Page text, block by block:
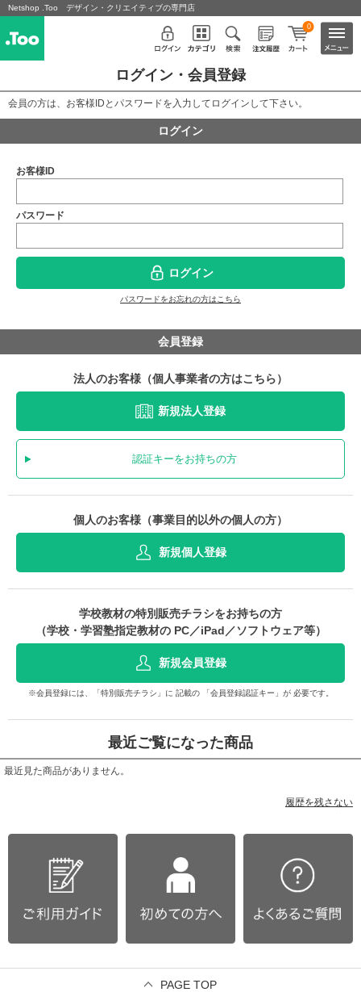
Netshop .Too デザイン・クリエイティブの専門店
0
ログイン・会員登録
会員の方は、お客様IDとパスワードを入力してログインして下さい。
ログイン
お客様ID
パスワード
ログイン
パスワードをお忘れの方はこちら
会員登録
法人のお客様（個人事業者の方はこちら）
新規法人登録
認証キーをお持ちの方
個人のお客様（事業目的以外の個人の方）
新規個人登録
学校教材の特別販売チラシをお持ちの方
（学校・学習塾指定教材の PC／iPad／ソフトウェア等）
新規会員登録
※会員登録には、「特別販売チラシ」に 記載の 「会員登録認証キー」が 必要です。
最近ご覧になった商品
最近見た商品がありません。
履歴を残さない
PAGE TOP